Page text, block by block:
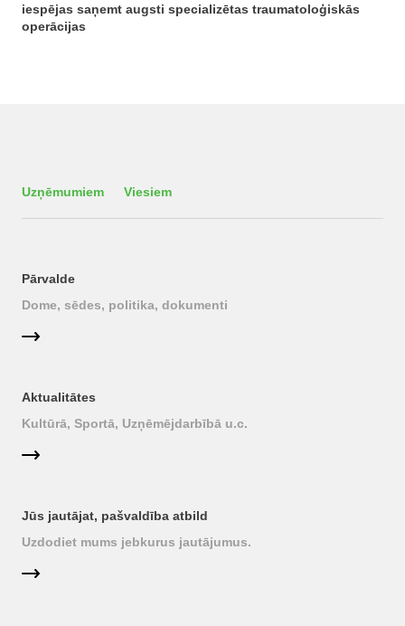
iespējas saņemt augsti specializētas traumatoloģiskās
operācijas
Uzņēmumiem Viesiem
Pārvalde
Dome, sēdes, politika, dokumenti
Aktualitātes
Kultūrā, Sportā, Uzņēmējdarbībā u.c.
Jūs jautājat, pašvaldība atbild
Uzdodiet mums jebkurus jautājumus.